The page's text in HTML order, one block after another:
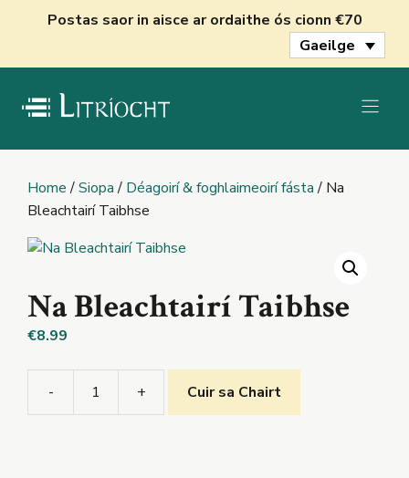
Postas saor in aisce ar ordaithe ós cionn €70
Gaeilge
Home/Siopa/ Déagoirí & foghlaimeoirí fásta/ Na
Bleachtairí Taibhse
Na Bleachtairí Taibhse
€8.99
- + Cuir sa Chairt